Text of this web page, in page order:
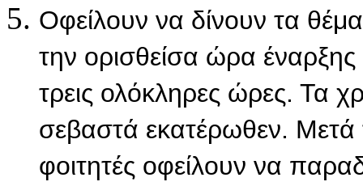
Οφείλουν να δίνουν τα
την ορισθείσα ώρα έναρξης
τρεις ολόκληρες ώρες. Τα
σεβαστά εκατέρωθεν.
φοιτητές οφείλουν να